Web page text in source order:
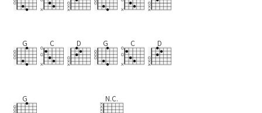
G C D G C D
G N.C.